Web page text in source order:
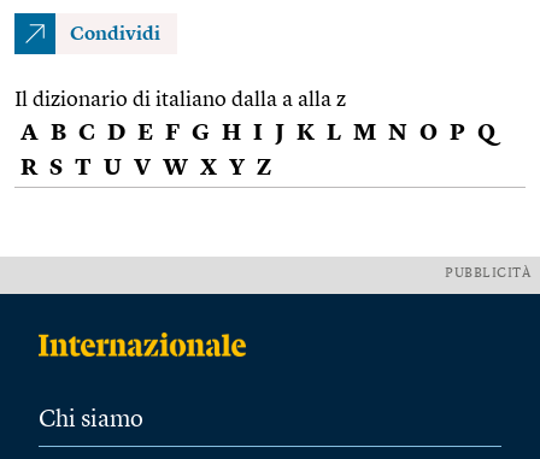
Condividi
Il dizionario di italiano dalla a alla z
A B C D E F G H I J K L M N O P Q
R S T U V W X Y Z
PUBBLICITÀ
Chi siamo